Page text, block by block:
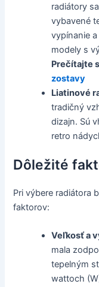
radiátory
vybavené
vypínanie
modely s
Prečítajte
zostavy
Liatinové
tradičný
dizajn. Sú
retro
Dôležité
Pri výbere radiátora
faktorov:
Veľkosť a
mala
tepelným
wattoch